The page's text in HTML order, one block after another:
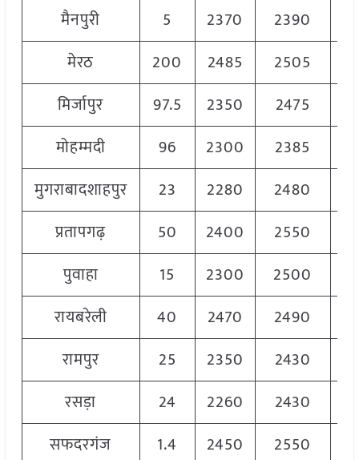
मैनपुरी
5 2370 2390
मेरठ
200 2485 2505
मिर्जापुर
97.5 2350 2475
मोहम्मदी
96 2300 2385
मुगराबादशाहपुर
23 2280 2480
प्रतापगढ़
50 2400 2550
पुवाहा
15 2300 2500
रायबरेली
40 2470 2490
रामपुर
25 2350 2430
रसड़ा
24 2260 2430
सफदरगंज
1.4 2450 2550